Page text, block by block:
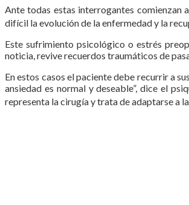
Ante todas estas interrogantes comienzan
difícil la evolución de la enfermedad y la
Este sufrimiento psicológico o estrés
noticia, revive recuerdos traumáticos de
En estos casos el paciente debe recurrir a
ansiedad es normal y deseable”, dice el
representa la cirugía y trata de adaptarse a